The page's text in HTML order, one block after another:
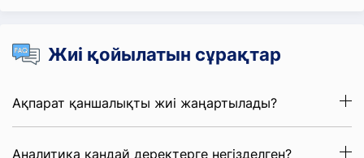
Жиі қойылатын сұрақтар
Ақпарат қаншалықты жиі жаңартылады?
Аналитика қандай деректерге негізделген?